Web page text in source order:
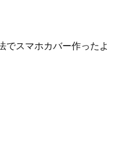
でスマホカバー作ったよ